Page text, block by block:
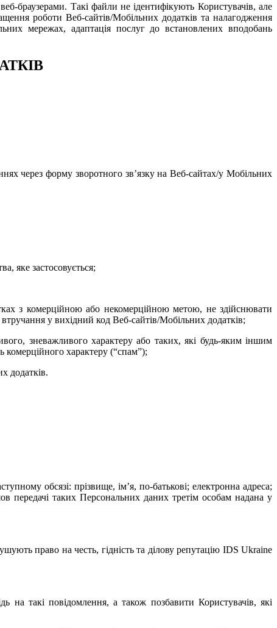
браузерами. Такі файли не ідентифікують Користувачів, але
роботи Веб-сайтів/Мобільних додатків та налагодження
мережах, адаптація послуг до встановлених вподобань
через форму зворотного зв’язку на Веб-сайтах/у Мобільних
яке застосовується;
з комерційною або некомерційною метою, не здійснювати
у вихідний код Веб-сайтів/Мобільних додатків;
зневажливого характеру або таких, які будь-яким іншим
комерційного характеру (“спам”);
додатків.
обсязі: прізвище, ім’я, по-батькові; електронна адреса;
передачі таких Персональних даних третім особам надана у
право на честь, гідність та ділову репутацію IDS Ukraine
на такі повідомлення, а також позбавити Користувачів, які